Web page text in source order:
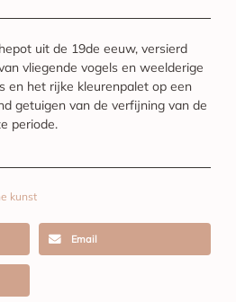
uit de 19de eeuw, versierd
vliegende vogels en weelderige
en het rijke kleurenpalet op een
getuigen van de verfijning van de
periode.
kunst
Email